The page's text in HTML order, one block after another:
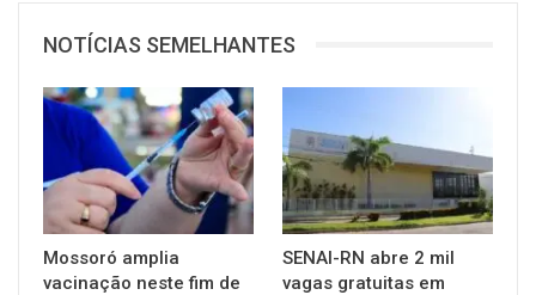
NOTÍCIAS SEMELHANTES
Mossoró amplia
vacinação neste fim de
SENAI-RN abre 2 mil
vagas gratuitas em